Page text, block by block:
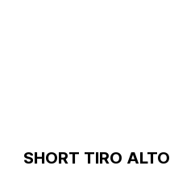
SHORT TIRO ALTO